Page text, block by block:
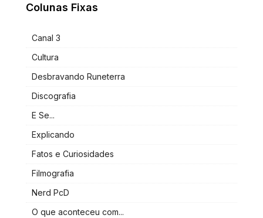
Colunas Fixas
Canal 3
Cultura
Desbravando Runeterra
Discografia
E Se...
Explicando
Fatos e Curiosidades
Filmografia
Nerd PcD
O que aconteceu com...